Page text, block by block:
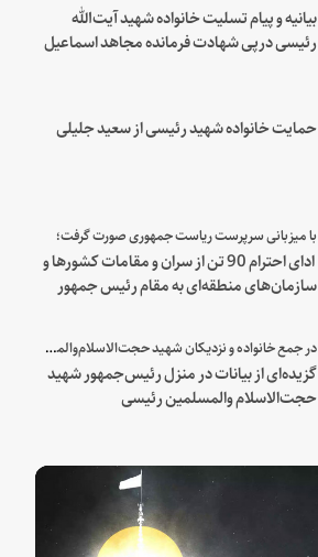
بیانیه و پیام تسلیت خانواده شهید آیت‌الله
رئیسی درپی شهادت فرمانده مجاهد اسماعیل
حمایت خانواده شهید رئیسی از سعید جلیلی
با میزبانی سرپرست ریاست جمهوری صورت گرفت؛
ادای احترام 90 تن از سران و مقامات کشورها و
سازمان‌های منطقه‌ای به مقام رئیس جمهور
در جمع خانواده و نزدیکان شهید حجت‌الاسلام‌والمسلمین رئیسی:
گزیده‌ای از بیانات در منزل رئیس‌جمهور شهید
حجت‌الاسلام والمسلمین رئیسی